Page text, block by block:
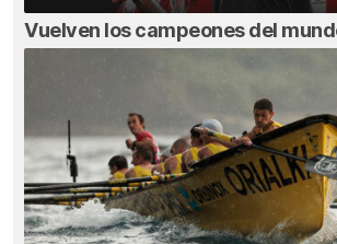
Vuelven los campeones del